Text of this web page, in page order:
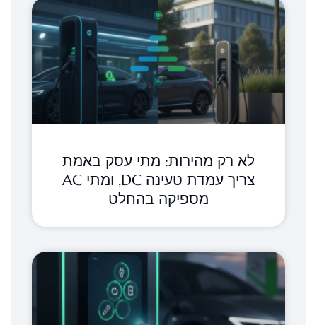
לא רק מהירות: מתי עסק באמת
צריך עמדת טעינה DC, ומתי AC
מספיקה בהחלט